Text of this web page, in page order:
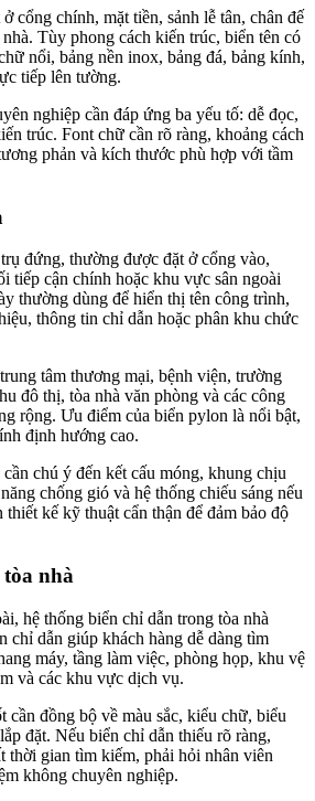
cổng chính, mặt tiền, sảnh lễ tân, chân đế
Tùy phong cách kiến trúc, biển tên có
nổi, bảng nền inox, bảng đá, bảng kính,
tiếp lên tường.
nghiệp cần đáp ứng ba yếu tố: dễ đọc,
trúc. Font chữ cần rõ ràng, khoảng cách
phản và kích thước phù hợp với tầm
đứng, thường được đặt ở cổng vào,
tiếp cận chính hoặc khu vực sân ngoài
thường dùng để hiển thị tên công trình,
thông tin chỉ dẫn hoặc phân khu chức
tâm thương mại, bệnh viện, trường
đô thị, tòa nhà văn phòng và các công
rộng. Ưu điểm của biển pylon là nổi bật,
định hướng cao.
chú ý đến kết cấu móng, khung chịu
chống gió và hệ thống chiếu sáng nếu
kế kỹ thuật cẩn thận để đảm bảo độ
nhà
hệ thống biển chỉ dẫn trong tòa nhà
chỉ dẫn giúp khách hàng dễ dàng tìm
máy, tầng làm việc, phòng họp, khu vệ
và các khu vực dịch vụ.
cần đồng bộ về màu sắc, kiểu chữ, biểu
đặt. Nếu biển chỉ dẫn thiếu rõ ràng,
thời gian tìm kiếm, phải hỏi nhân viên
không chuyên nghiệp.